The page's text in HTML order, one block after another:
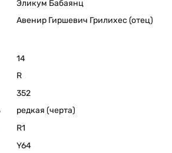
Эликум Бабаянц
Авенир Гиршевич Грилихес (отец)
14
R
352
редкая (черта)
R1
Y64